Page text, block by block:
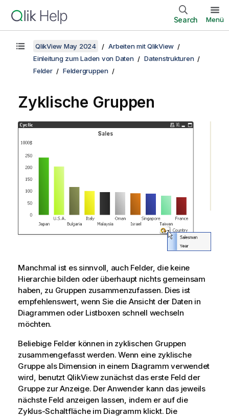
Search Menü
QlikView May 2024
Arbeiten mit QlikView
Einleitung zum Laden von Daten
Datenstrukturen
Felder
Feldergruppen
Zyklische Gruppen
Manchmal ist es sinnvoll, auch Felder, die keine
Hierarchie bilden oder überhaupt nichts gemeinsam
haben, zu Gruppen zusammenzufassen. Dies ist
empfehlenswert, wenn Sie die Ansicht der Daten in
Diagrammen oder Listboxen schnell wechseln
möchten.
Beliebige Felder können in zyklischen Gruppen
zusammengefasst werden. Wenn eine zyklische
Gruppe als Dimension in einem Diagramm verwendet
wird, benutzt QlikView zunächst das erste Feld der
Gruppe zur Anzeige. Der Anwender kann das jeweils
nächste Feld anzeigen lassen, indem er auf die
Zyklus-Schaltfläche im Diagramm klickt. Die